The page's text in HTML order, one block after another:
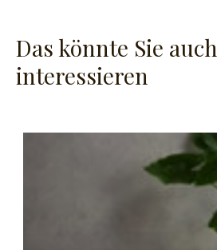
Das könnte Sie auch
interessieren